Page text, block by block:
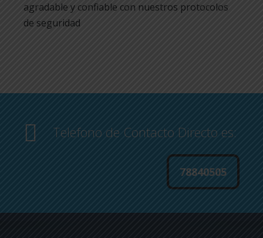
agradable y confiable con nuestros protocolos
de seguridad
Telefono de Contacto Directo es:
78840505